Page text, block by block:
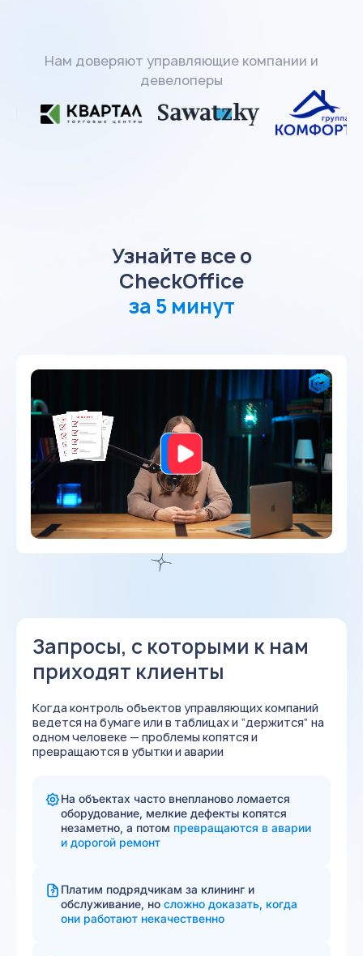
Нам доверяют управляющие компании и
девелоперы
Узнайте все о
CheckOffice
за 5 минут
Запросы, с которыми к нам
приходят клиенты
Когда контроль объектов управляющих компаний
ведется на бумаге или в таблицах и “держится” на
одном человеке — проблемы копятся и
превращаются в убытки и аварии
На объектах часто внепланово ломается
оборудование, мелкие дефекты копятся
незаметно, а потом превращаются в аварии
и дорогой ремонт
Платим подрядчикам за клининг и
обслуживание, но сложно доказать, когда
они работают некачественно